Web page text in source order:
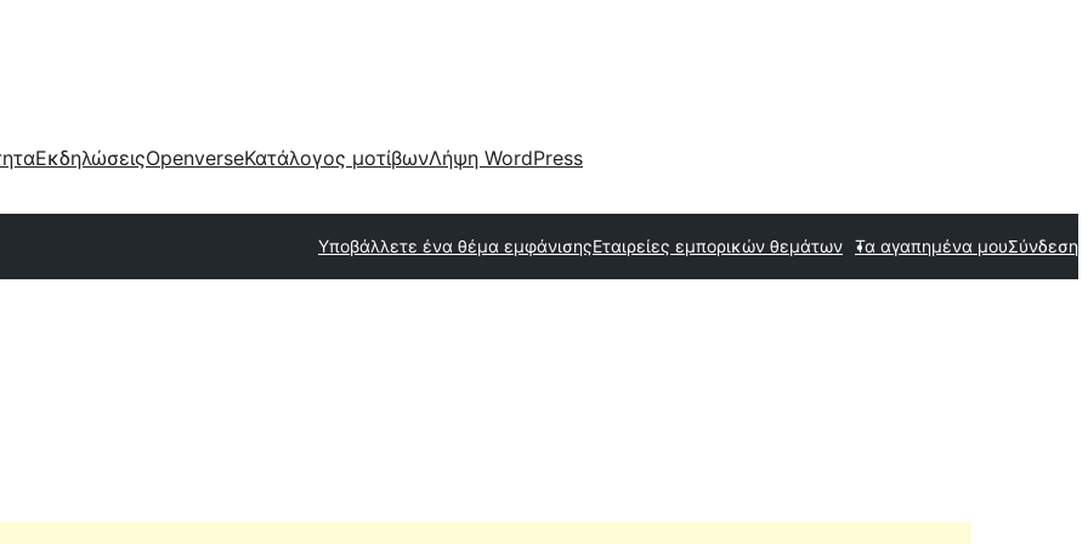
ΕκδηλώσειςOpenverseΚατάλογος μοτίβωνΛήψη WordPress
Υποβάλλετε ένα θέμα εμφάνισηςΕταιρείες εμπορικών θεμάτων Τα αγαπημένα μουΣύνδεση